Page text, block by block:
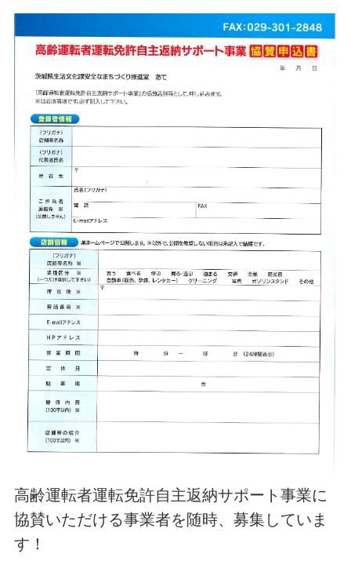
高齢運転者運転免許自主返納サポート事業に
協賛いただける事業者を随時、募集していま
す！